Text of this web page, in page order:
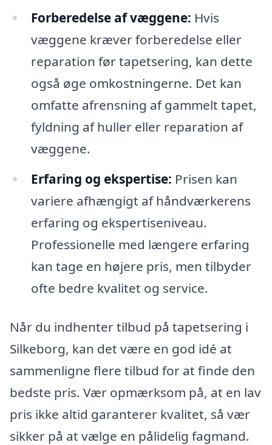
Forberedelse af væggene: Hvis
væggene kræver forberedelse eller
reparation før tapetsering, kan dette
også øge omkostningerne. Det kan
omfatte afrensning af gammelt tapet,
fyldning af huller eller reparation af
væggene.
Erfaring og ekspertise: Prisen kan
variere afhængigt af håndværkerens
erfaring og ekspertiseniveau.
Professionelle med længere erfaring
kan tage en højere pris, men tilbyder
ofte bedre kvalitet og service.
Når du indhenter tilbud på tapetsering i
Silkeborg, kan det være en god idé at
sammenligne flere tilbud for at finde den
bedste pris. Vær opmærksom på, at en lav
pris ikke altid garanterer kvalitet, så vær
sikker på at vælge en pålidelig fagmand.